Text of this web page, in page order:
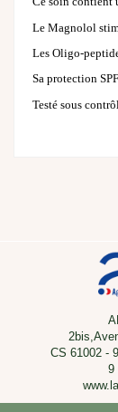
Le Magnolol
Les Oligo-
Sa protection
Testé sous
CS 61002 -
9